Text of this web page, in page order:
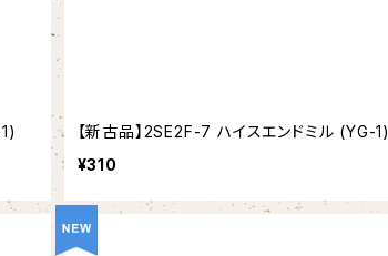
【新古品】2SE2F-7 ハイスエンドミル (YG-1)
¥310